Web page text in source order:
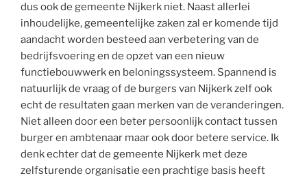
dus ook de gemeente Nijkerk niet. Naast allerlei
inhoudelijke, gemeentelijke zaken zal er komende tijd
aandacht worden besteed aan verbetering van de
bedrijfsvoering en de opzet van een nieuw
functiebouwwerk en beloningssysteem. Spannend is
natuurlijk de vraag of de burgers van Nijkerk zelf ook
echt de resultaten gaan merken van de veranderingen.
Niet alleen door een beter persoonlijk contact tussen
burger en ambtenaar maar ook door betere service. Ik
denk echter dat de gemeente Nijkerk met deze
zelfsturende organisatie een prachtige basis heeft